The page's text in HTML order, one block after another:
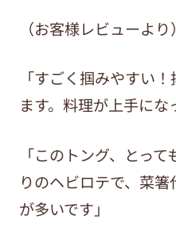
（お客様レビューより）
「すごく掴みやすい
ます。料理が上手にな
「このトング、とっ
りのヘビロテで、菜
が多いです」